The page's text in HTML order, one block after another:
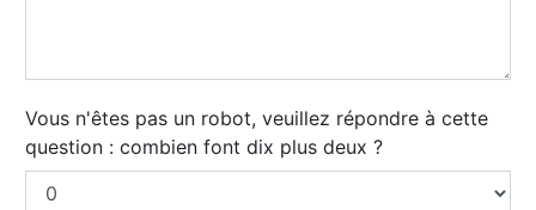
Vous n'êtes pas un robot, veuillez répondre à cette
question : combien font dix plus deux ?